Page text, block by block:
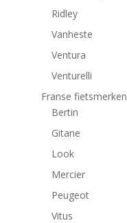
Ridley
Vanheste
Ventura
Venturelli
Franse fietsmerken
Bertin
Gitane
Look
Mercier
Peugeot
Vitus